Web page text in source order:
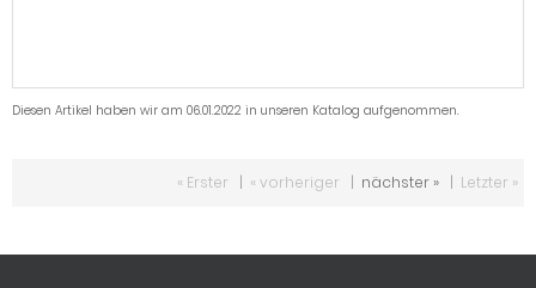
Diesen Artikel haben wir am 06.01.2022 in unseren Katalog aufgenommen.
« Erster | « vorheriger | nächster » | Letzter »